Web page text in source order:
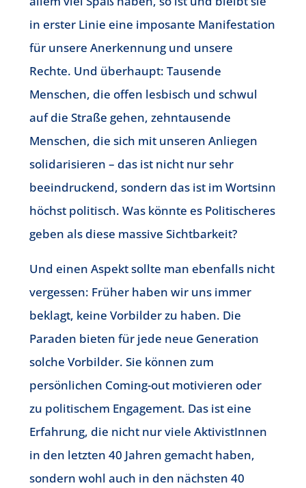
in erster Linie eine imposante Manifestation
für unsere Anerkennung und unsere
Rechte. Und überhaupt: Tausende
Menschen, die offen lesbisch und schwul
auf die Straße gehen, zehntausende
Menschen, die sich mit unseren Anliegen
solidarisieren – das ist nicht nur sehr
beeindruckend, sondern das ist im Wortsinn
höchst politisch. Was könnte es Politischeres
geben als diese massive Sichtbarkeit?
Und einen Aspekt sollte man ebenfalls nicht
vergessen: Früher haben wir uns immer
beklagt, keine Vorbilder zu haben. Die
Paraden bieten für jede neue Generation
solche Vorbilder. Sie können zum
persönlichen Coming-out motivieren oder
zu politischem Engagement. Das ist eine
Erfahrung, die nicht nur viele AktivistInnen
in den letzten 40 Jahren gemacht haben,
sondern wohl auch in den nächsten 40